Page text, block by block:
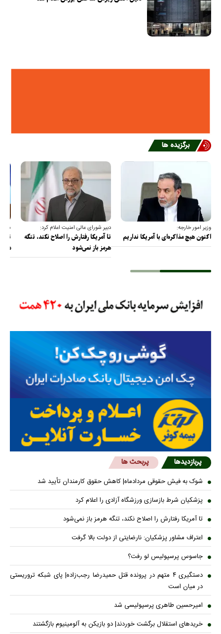
برگزیده ها
وزیر امور خارجه:
اکنون هیچ مذاکره‌ای با آمریکا نداریم
دبیر شورای عالی امنیت اعلام کرد:
تا آمریکا رفتارش را اصلاح نکند، تنگه
هرمز باز نمی‌شود
پربازدیدها پربحث ها
شوک به فیش حقوقی مردادماه| کاهش حقوق کارمندان تأیید شد
پزشکیان شرط بازسازی ورزشگاه آزادی را اعلام کرد
تا آمریکا رفتارش را اصلاح نکند، تنگه هرمز باز نمی‌شود
اعتراف مشاور پزشکیان: نارضایتی از دولت بالا گرفت
جاسوس پرسپولیس لو رفت؟
دستگیری ۴ متهم در پرونده قتل حمیدرضا رجب‌زاده| پای شبکه تروریستی
در میان است
امیرحسین طاهری پرسپولیسی شد
خریدهای استقلال برگشت خوردند| دو بازیکن به آلومینیوم بازگشتند